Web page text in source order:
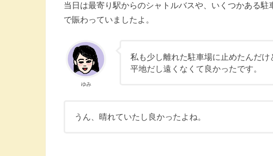
当日は最寄り駅からのシャトルバスや、いくつかある
で賑わっていましたよ。
ゆみ
私も少し離れた駐車場に止めたんだ
平地だし遠くなくて良かったです。
うん、晴れていたし良かったよね。